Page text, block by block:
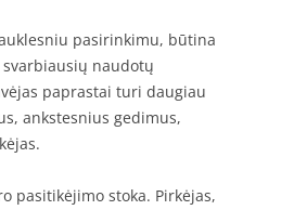
pasirinkimu, būtina
naudotų
paprastai turi daugiau
ankstesnius gedimus,
pasitikėjimo stoka. Pirkėjas,